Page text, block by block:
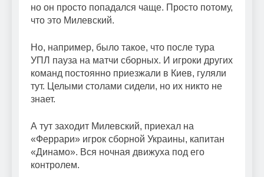
но он просто попадался чаще. Просто потому,
что это Милевский.
Но, например, было такое, что после тура
УПЛ пауза на матчи сборных. И игроки других
команд постоянно приезжали в Киев, гуляли
тут. Целыми столами сидели, но их никто не
знает.
А тут заходит Милевский, приехал на
«Феррари» игрок сборной Украины, капитан
«Динамо». Вся ночная движуха под его
контролем.